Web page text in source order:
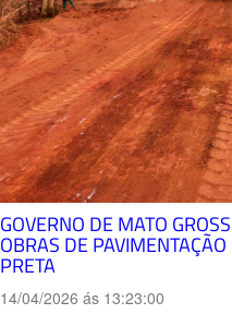
GOVERNO DE MATO
OBRAS DE
PRETA
14/04/2026 ás 13:23:00